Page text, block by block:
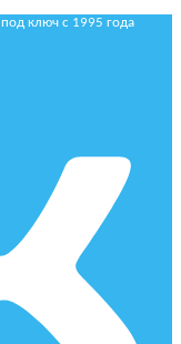
ключ с 1995 года